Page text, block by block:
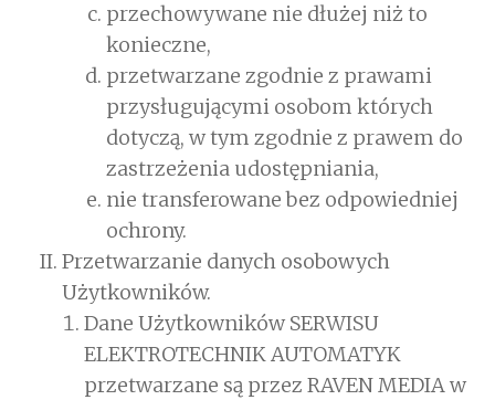
przechowywane nie dłużej niż to
konieczne,
przetwarzane zgodnie z prawami
przysługującymi osobom których
dotyczą, w tym zgodnie z prawem do
zastrzeżenia udostępniania,
nie transferowane bez odpowiedniej
ochrony.
Przetwarzanie danych osobowych
Użytkowników.
Dane Użytkowników SERWISU
ELEKTROTECHNIK AUTOMATYK
przetwarzane są przez RAVEN MEDIA w